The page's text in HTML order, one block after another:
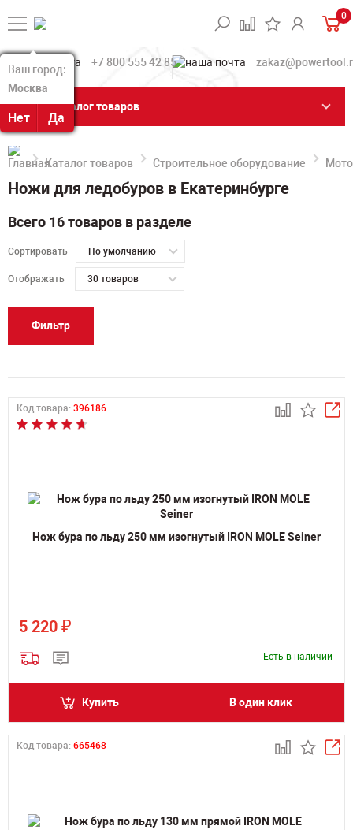
Ваш город:
Москва
Нет Да
Ваш город:
Москва
Нет Да
0
+7 800 555 42 85
Каталог товаров
Каталог товаров Строительное оборудование
Ножи для ледобуров в Екатеринбурге
Всего 16 товаров в разделе
Сортировать По умолчанию
Отображать 30 товаров
Фильтр
Код товара: 396186
Нож бура по льду 250 мм изогнутый IRON MOLE Seiner
5 220 ₽
Есть в наличии
Купить В один клик
Код товара: 665468